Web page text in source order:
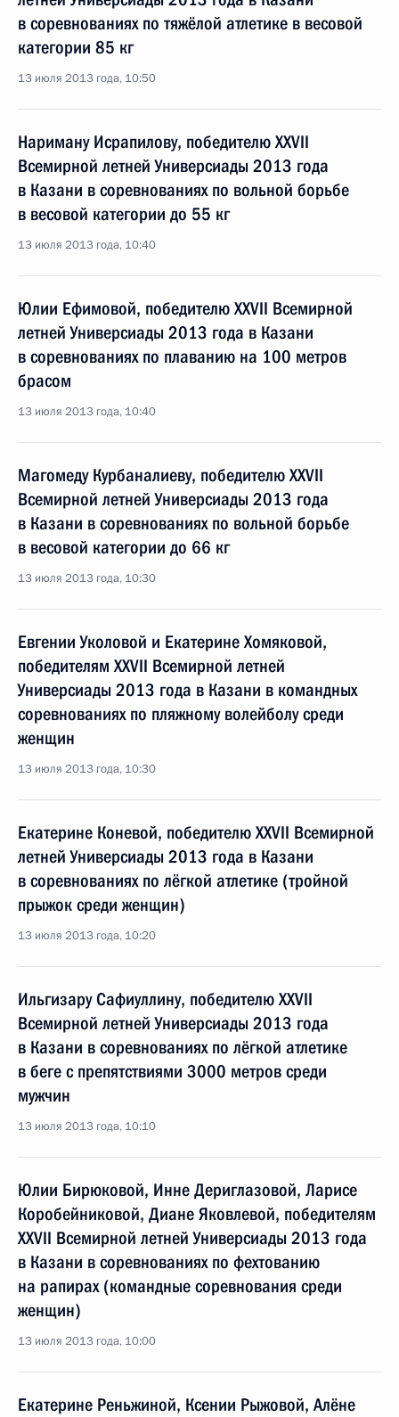
в соревнованиях по тяжёлой атлетике в весовой
категории 85 кг
13 июля 2013 года, 10:50
Нариману Исрапилову, победителю XXVII
Всемирной летней Универсиады 2013 года
в Казани в соревнованиях по вольной борьбе
в весовой категории до 55 кг
13 июля 2013 года, 10:40
Юлии Ефимовой, победителю XXVII Всемирной
летней Универсиады 2013 года в Казани
в соревнованиях по плаванию на 100 метров
брасом
13 июля 2013 года, 10:40
Магомеду Курбаналиеву, победителю XXVII
Всемирной летней Универсиады 2013 года
в Казани в соревнованиях по вольной борьбе
в весовой категории до 66 кг
13 июля 2013 года, 10:30
Евгении Уколовой и Екатерине Хомяковой,
победителям XXVII Всемирной летней
Универсиады 2013 года в Казани в командных
соревнованиях по пляжному волейболу среди
женщин
13 июля 2013 года, 10:30
Екатерине Коневой, победителю XXVII Всемирной
летней Универсиады 2013 года в Казани
в соревнованиях по лёгкой атлетике (тройной
прыжок среди женщин)
13 июля 2013 года, 10:20
Ильгизару Сафиуллину, победителю XXVII
Всемирной летней Универсиады 2013 года
в Казани в соревнованиях по лёгкой атлетике
в беге с препятствиями 3000 метров среди
мужчин
13 июля 2013 года, 10:10
Юлии Бирюковой, Инне Дериглазовой, Ларисе
Коробейниковой, Диане Яковлевой, победителям
XXVII Всемирной летней Универсиады 2013 года
в Казани в соревнованиях по фехтованию
на рапирах (командные соревнования среди
женщин)
13 июля 2013 года, 10:00
Екатерине Реньжиной, Ксении Рыжовой, Алёне